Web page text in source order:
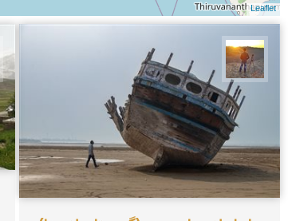
Leaflet
مهدی مخلصیان